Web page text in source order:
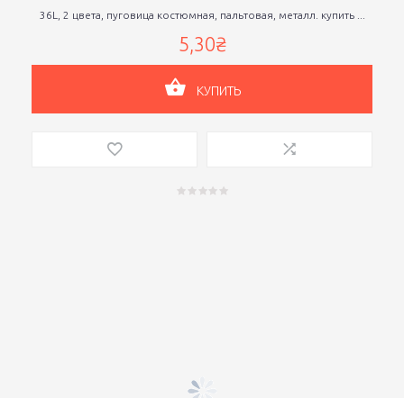
36L, 2 цвета, пуговица костюмная, пальтовая, металл. купить ...
5,30₴
КУПИТЬ